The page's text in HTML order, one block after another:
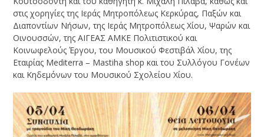
στις χορηγίες της Ιεράς Μητροπόλεως Κερκύρας, Παξών και
Διαποντίων Νήσων, της Ιεράς Μητροπόλεως Χίου, Ψαρών και
Οινουσσών, της ΑΙΓΕΑΣ ΑΜΚΕ Πολιτιστικού και
Κοινωφελούς Έργου, του Μουσικού Φεστιβάλ Χίου, της
Εταιρίας Mediterra – Mastiha shop και του Συλλόγου Γονέων
και Κηδεμόνων του Μουσικού Σχολείου Χίου.